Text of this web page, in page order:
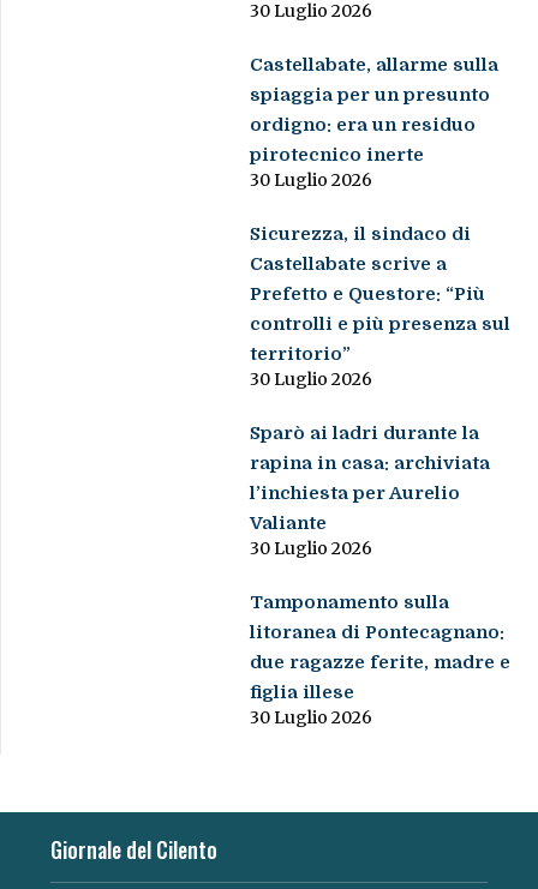
30 Luglio 2026
Castellabate, allarme sulla
spiaggia per un presunto
ordigno: era un residuo
pirotecnico inerte
30 Luglio 2026
Sicurezza, il sindaco di
Castellabate scrive a
Prefetto e Questore: “Più
controlli e più presenza sul
territorio”
30 Luglio 2026
Sparò ai ladri durante la
rapina in casa: archiviata
l’inchiesta per Aurelio
Valiante
30 Luglio 2026
Tamponamento sulla
litoranea di Pontecagnano:
due ragazze ferite, madre e
figlia illese
30 Luglio 2026
Giornale del Cilento